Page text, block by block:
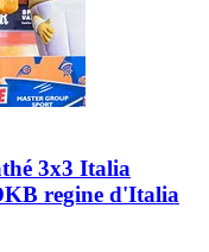
3x3 Italia
regine d'Italia